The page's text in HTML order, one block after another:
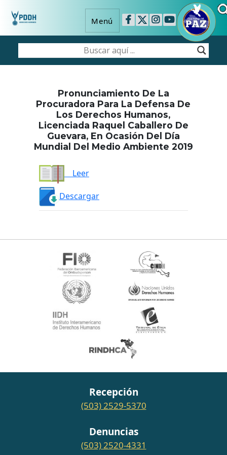
Menú
Pronunciamiento De La
Procuradora Para La Defensa De
Los Derechos Humanos,
Licenciada Raquel Caballero De
Guevara, En Ocasión Del Día
Mundial Del Medio Ambiente 2019
Leer
Descargar
Recepción
(503) 2529-5370
Denuncias
(503) 2520-4331